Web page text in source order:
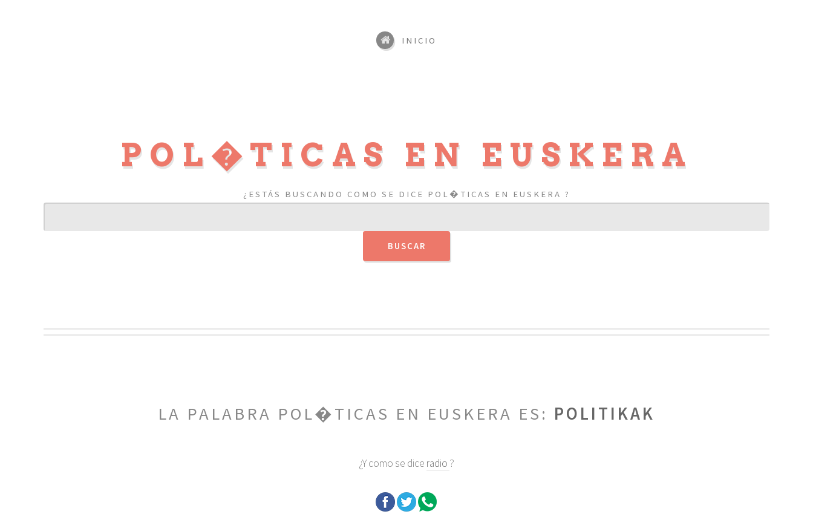
POL�TICAS EN EUSKERA
¿ESTÁS BUSCANDO COMO SE DICE POL�TICAS EN EUSKERA ?
INICIO
LA PALABRA POL�TICAS EN EUSKERA ES: POLITIKAK
¿Y como se dice radio ?